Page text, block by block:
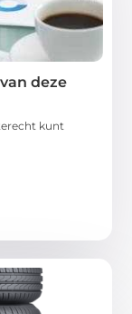
deze
kunt